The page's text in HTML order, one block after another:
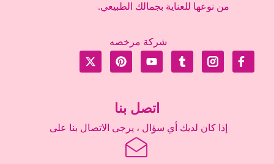
من نوعها للعناية بجمالك الطبيعي.
شركة مرخصه
اتصل بنا
إذا كان لديك أي سؤال ، يرجى الاتصال بنا على